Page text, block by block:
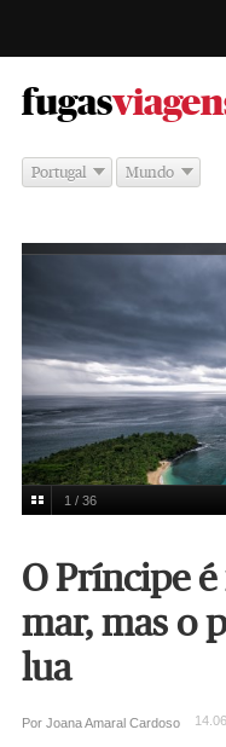
fugas
Portugal Mundo
Daniel Rocha
1 / 36
O Príncipe
mar, mas o
lua
Por Joana Amaral Cardoso